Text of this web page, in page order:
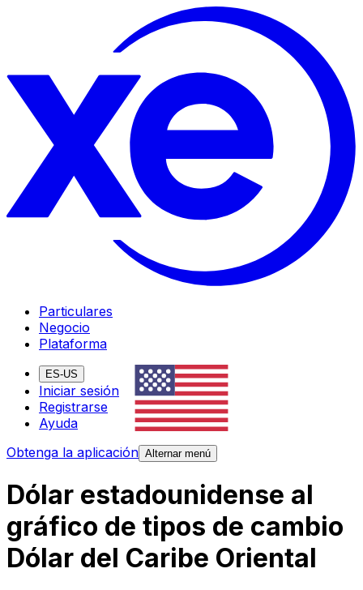
Particulares
Negocio
Plataforma
ES-US
Iniciar sesión
Registrarse
Ayuda
Obtenga la aplicación Alternar menú
Dólar estadounidense al
gráfico de tipos de cambio
Dólar del Caribe Oriental